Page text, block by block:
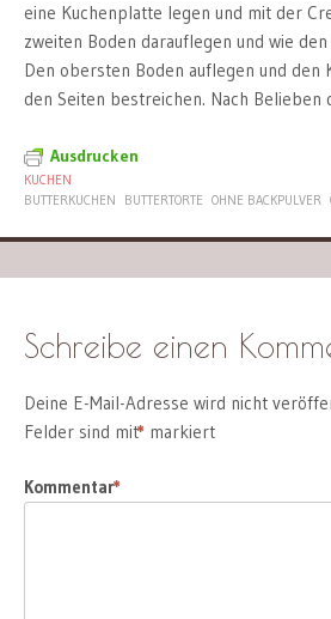
eine Kuchenplatte legen und mit der
zweiten Boden darauflegen und wie
Den obersten Boden auflegen und den
den Seiten bestreichen. Nach Belieben
Ausdrucken
KUCHEN
BUTTERKUCHEN
BUTTERTORTE OHNE BACKPULVER
Schreibe einen
Deine E-Mail-Adresse wird nicht
Felder sind mit
* markiert
Kommentar
*